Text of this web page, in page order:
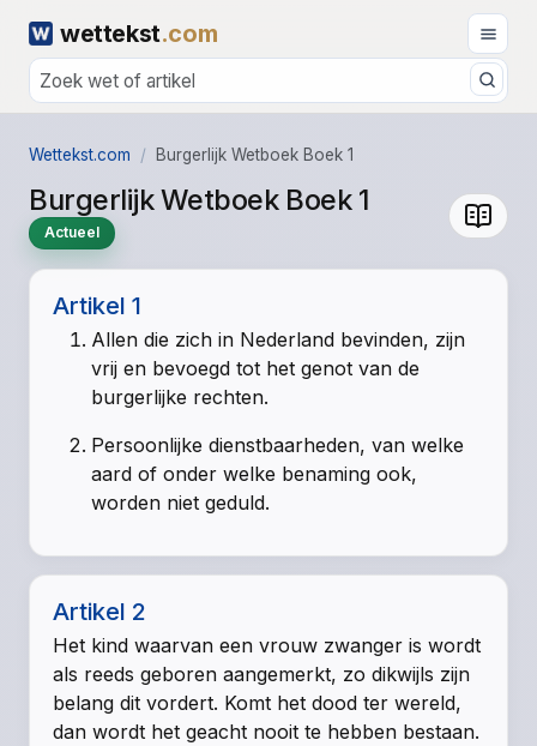
wettekst.com
Wettekst.com Burgerlijk Wetboek Boek 1
Burgerlijk Wetboek Boek 1
Actueel
Artikel 1
Allen die zich in Nederland bevinden, zijn
vrij en bevoegd tot het genot van de
burgerlijke rechten.
Persoonlijke dienstbaarheden, van welke
aard of onder welke benaming ook,
worden niet geduld.
Artikel 2
Het kind waarvan een vrouw zwanger is wordt
als reeds geboren aangemerkt, zo dikwijls zijn
belang dit vordert. Komt het dood ter wereld,
dan wordt het geacht nooit te hebben bestaan.